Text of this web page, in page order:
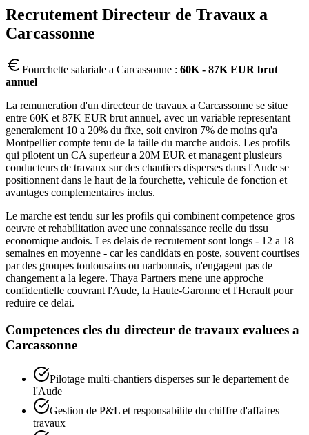
Recrutement Directeur de Travaux a
Carcassonne
Fourchette salariale a Carcassonne : 60K - 87K EUR brut
annuel
La remuneration d'un directeur de travaux a Carcassonne se situe
entre 60K et 87K EUR brut annuel, avec un variable representant
generalement 10 a 20% du fixe, soit environ 7% de moins qu'a
Montpellier compte tenu de la taille du marche audois. Les profils
qui pilotent un CA superieur a 20M EUR et managent plusieurs
conducteurs de travaux sur des chantiers disperses dans l'Aude se
positionnent dans le haut de la fourchette, vehicule de fonction et
avantages complementaires inclus.
Le marche est tendu sur les profils qui combinent competence gros
oeuvre et rehabilitation avec une connaissance reelle du tissu
economique audois. Les delais de recrutement sont longs - 12 a 18
semaines en moyenne - car les candidats en poste, souvent courtises
par des groupes toulousains ou narbonnais, n'engagent pas de
changement a la legere. Thaya Partners mene une approche
confidentielle couvrant l'Aude, la Haute-Garonne et l'Herault pour
reduire ce delai.
Competences cles du directeur de travaux evaluees a
Carcassonne
Pilotage multi-chantiers disperses sur le departement de
l'Aude
Gestion de P&L et responsabilite du chiffre d'affaires
travaux